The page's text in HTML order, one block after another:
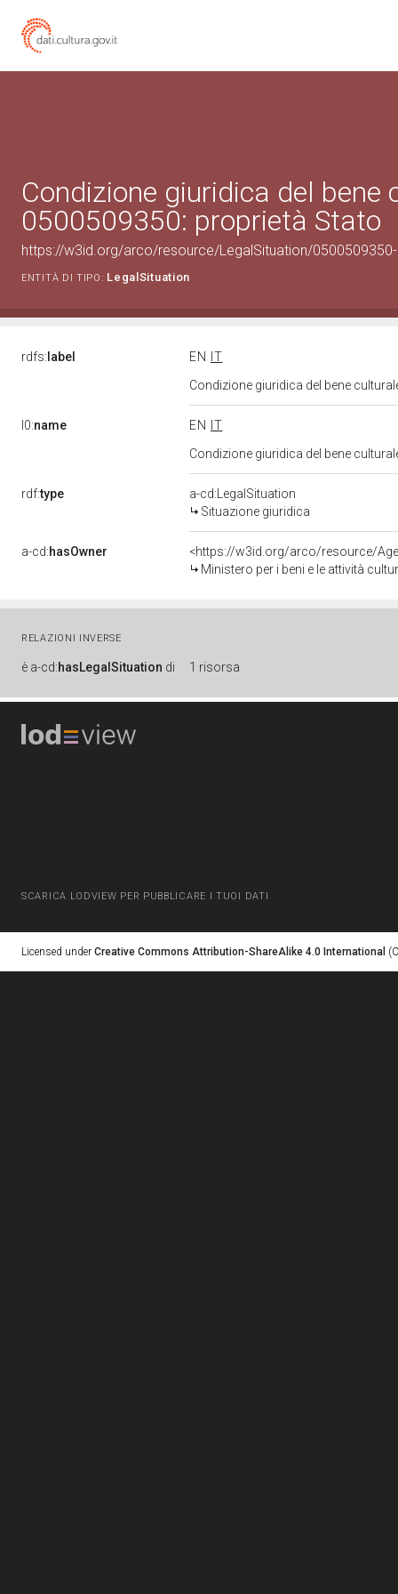
Condizione giuridica del bene
0500509350: proprietà Stato
https://w3id.org/arco/resource/LegalSituation/
ENTITÀ DI TIPO: LegalSituation
rdfs: label EN
IT
Condizione giuridica del bene
l0:name EN
IT
Condizione giuridica del bene
rdf:type
a-cd:LegalSituation
Situazione giuridica
a-cd:hasOwner
<https://w3id.org/arco/resource/
Ministero per i beni e le attività
RELAZIONI INVERSE
è a-cd:hasLegalSituation di 1 risorsa
SCARICA LODVIEW PER PUBBLICARE I TUOI DATI
Licensed under Creative Commons Attribution-ShareAlike 4.0 International